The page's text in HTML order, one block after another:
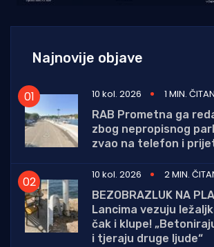
Najnovije objave
10 kol. 2026
1 MIN.
RAB Prometna ga
zbog nepropisnog
zvao na telefon i
10 kol. 2026
2 MIN.
BEZOBRAZLUK NA
Lancima vezuju
čak i klupe!
i tjeraju druge ljude“